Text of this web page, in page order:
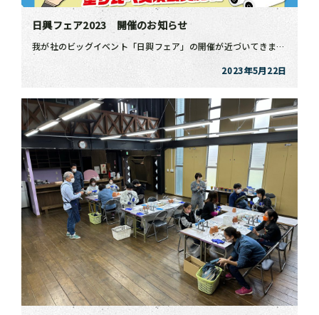
日興フェア2023 開催のお知らせ
我が社のビッグイベント「日興フェア」の開催が近づいてきました！ 今回は初の試みとして会場をサテライト […]
2023年5月22日